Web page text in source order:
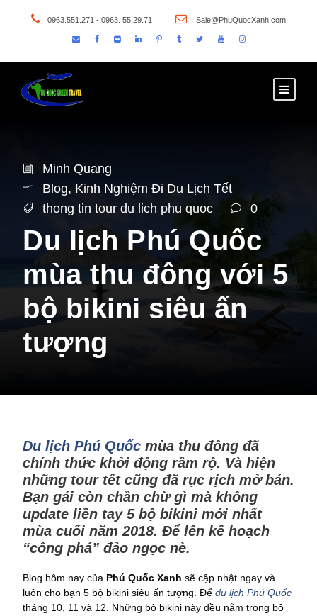
0963.551.271 - 0963. 55.29.71 Sale@PhuQuocXanh.com
Minh Quang
Blog, Kinh Nghiệm Đi Du Lịch Tết
thong tin tour du lich phu quoc
0
Du lịch Phú Quốc
mùa thu đông với 5
bộ bikini siêu ấn
tượng
Du lịch Phú Quốc mùa thu đông đã
chính thức khởi động rầm rộ. Và hiện
những tour tết cũng đã rục rịch mở bán.
Bạn gái còn chần chừ gì mà không
update liền tay 5 bộ bikini mới nhất
mùa cuối năm 2018. Để lên kế hoạch
“công phá” đảo ngọc nè.
Blog hôm nay của Phú Quốc Xanh sẽ cập nhật ngay và
luôn cho bạn 5 bộ bikini siêu ấn tượng. Để du lịch Phú Quốc
tháng 10, 11 và 12. Những bộ bikini này đều nằm trong bộ